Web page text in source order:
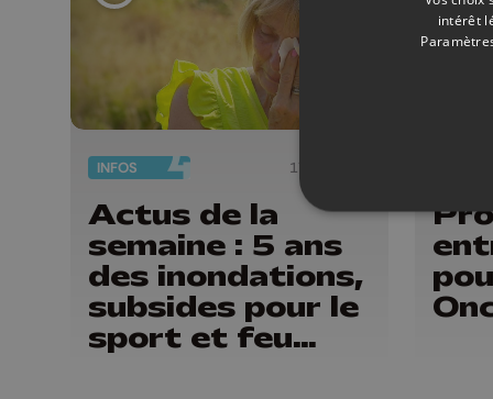
INFOS 17/07/2026
Actus de la
semaine : 5 ans
des inondations,
subsides pour le
sport et feu
intérêt